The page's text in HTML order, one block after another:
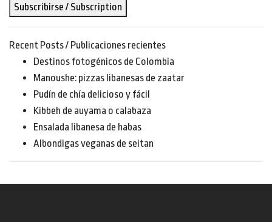
email
Subscribirse / Subscription
Recent Posts / Publicaciones recientes
Destinos fotogénicos de Colombia
Manoushe: pizzas libanesas de zaatar
Pudín de chía delicioso y fácil
Kibbeh de auyama o calabaza
Ensalada libanesa de habas
Albondigas veganas de seitan